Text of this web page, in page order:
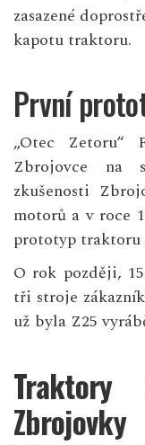
zasazené
kapotu traktoru.
První
„Otec Zetoru“
Zbrojovce na
zkušenosti
motorů a v roce
prototyp traktoru
O rok později,
tři stroje
už byla Z25
Zbrojovky